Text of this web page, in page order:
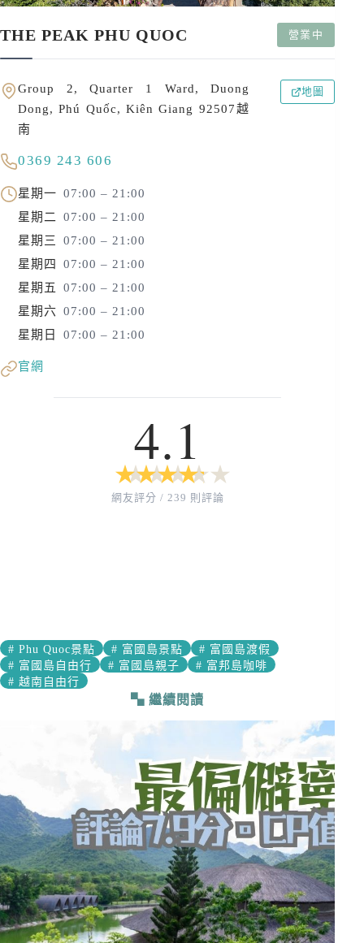
THE PEAK PHU QUOC 營業中
Group 2, Quarter 1 Ward, Duong
Dong, Phú Quốc, Kiên Giang 92507越
南
地圖
0369 243 606
星期一 07:00 – 21:00
星期二 07:00 – 21:00
星期三
07:00 – 21:00
星期四
07:00 – 21:00
星期五
07:00 – 21:00
星期六 07:00 – 21:00
星期日
07:00 – 21:00
官網
4.1
★
★ ★
★ ★
★ ★
★ ★
★
網友評分 / 239 則評論
# Phu Quoc景點 # 富國島景點 # 富國島渡假
# 富國島自由行 # 富國島親子 # 富邦島咖啡
# 越南自由行
繼續閱讀